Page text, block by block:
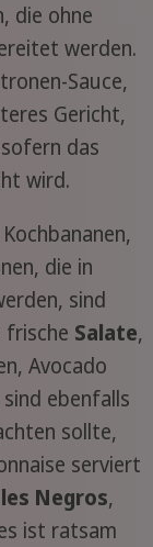
die ohne
werden.
Sauce,
Gericht,
das
wird.
die in
sind
frische Salate,
Avocado
ebenfalls
sollte,
serviert
Negros,
ist ratsam